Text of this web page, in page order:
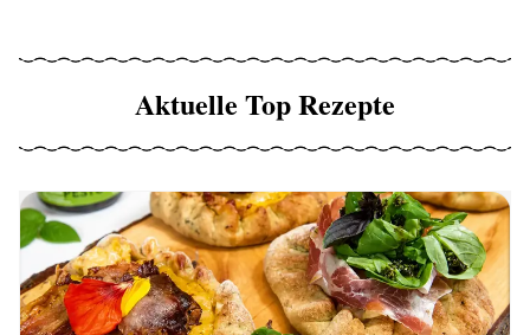
Aktuelle Top Rezepte